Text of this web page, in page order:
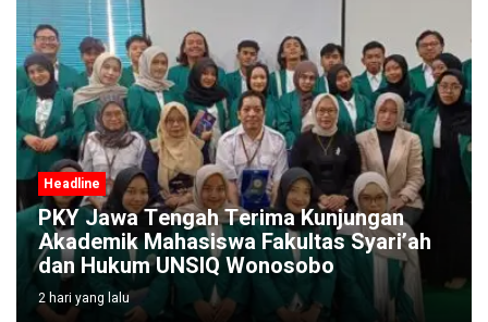
Headline
PKY Jawa Tengah Terima Kunjungan
Akademik Mahasiswa Fakultas Syari’ah
dan Hukum UNSIQ Wonosobo
2 hari yang lalu